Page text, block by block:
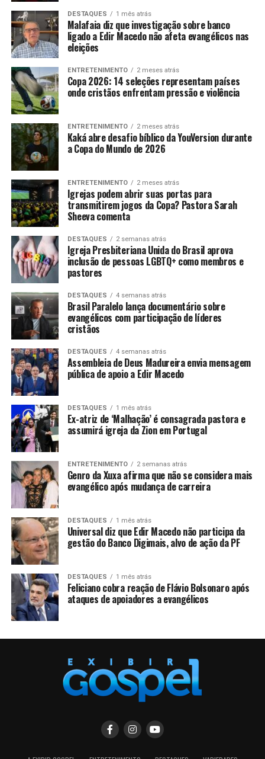
DESTAQUES 1 mês atrás
Malafaia diz que investigação sobre banco
ligado a Edir Macedo não afeta evangélicos nas
eleições
ENTRETENIMENTO 2 meses atrás
Copa 2026: 14 seleções representam países
onde cristãos enfrentam pressão e violência
ENTRETENIMENTO 2 meses atrás
Kaká abre desafio bíblico da YouVersion durante
a Copa do Mundo de 2026
ENTRETENIMENTO 2 meses atrás
Igrejas podem abrir suas portas para
transmitirem jogos da Copa? Pastora Sarah
Sheeva comenta
DESTAQUES 2 semanas atrás
Igreja Presbiteriana Unida do Brasil aprova
inclusão de pessoas LGBTQ+ como membros e
pastores
DESTAQUES 4 semanas atrás
Brasil Paralelo lança documentário sobre
evangélicos com participação de líderes
cristãos
DESTAQUES 4 semanas atrás
Assembleia de Deus Madureira envia mensagem
pública de apoio a Edir Macedo
DESTAQUES 1 mês atrás
Ex-atriz de ‘Malhação’ é consagrada pastora e
assumirá igreja da Zion em Portugal
ENTRETENIMENTO 2 semanas atrás
Genro da Xuxa afirma que não se considera mais
evangélico após mudança de carreira
DESTAQUES 1 mês atrás
Universal diz que Edir Macedo não participa da
gestão do Banco Digimais, alvo de ação da PF
DESTAQUES 1 mês atrás
Feliciano cobra reação de Flávio Bolsonaro após
ataques de apoiadores a evangélicos